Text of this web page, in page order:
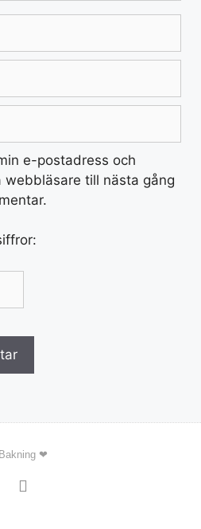
e-postadress och
till nästa gång
Bakning ❤